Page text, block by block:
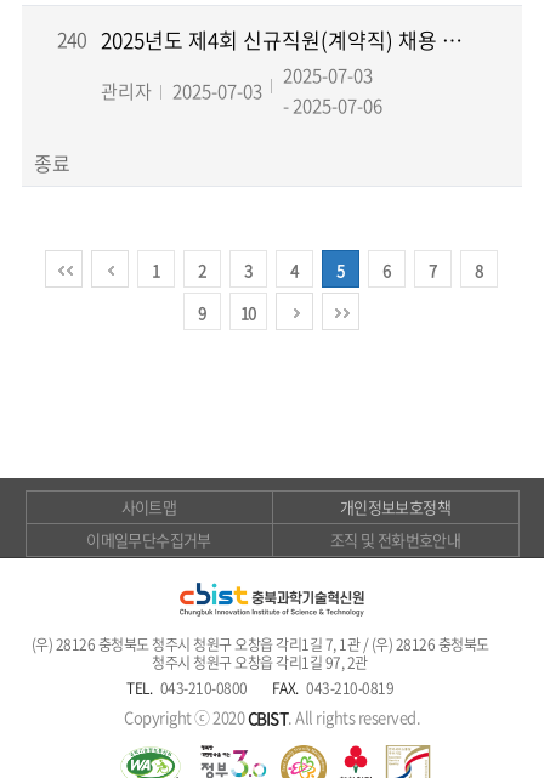
240
2025년도 제4회 신규직원(계약직) 채용 면접전형 결과 및 최종합격자 공고
관리자 2025-07-03
2025-07-03
- 2025-07-06
종료
1 2 3 4 5 6 7
8
9
10
사이트맵
개인정보보호정책
이메일무단수집거부
조직 및 전화번호안내
(우) 28126 충청북도 청주시 청원구 오창읍 각리1길 7, 1관 / (우) 28126 충청북도
청주시 청원구 오창읍 각리1길 97, 2관
TEL. 043-210-0800 FAX. 043-210-0819
Copyright ⓒ 2020CBIST. All rights reserved.